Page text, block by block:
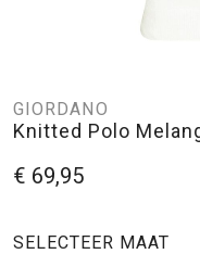
GIORDANO
Knitted Polo
€ 69,95
SELECTEER MAAT